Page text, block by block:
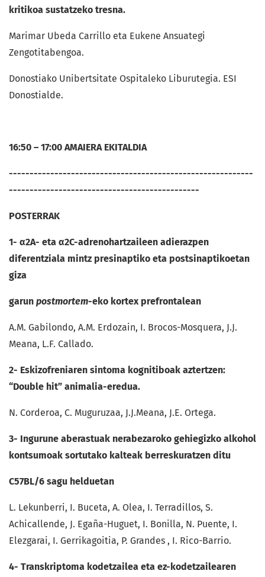
kritikoa sustatzeko tresna.
Marimar Ubeda Carrillo eta Eukene Ansuategi
Zengotitabengoa.
Donostiako Unibertsitate Ospitaleko Liburutegia. ESI
Donostialde.
16:50 – 17:00 AMAIERA EKITALDIA
-----------------------------------------------------------
----------------------------------------------
POSTERRAK
1- α2A- eta α2C-adrenohartzaileen adierazpen
diferentziala mintz presinaptiko eta postsinaptikoetan
giza
garun postmortem-eko kortex prefrontalean
A.M. Gabilondo, A.M. Erdozain, I. Brocos-Mosquera, J.J.
Meana, L.F. Callado.
2- Eskizofreniaren sintoma kognitiboak aztertzen:
“Double hit” animalia-eredua.
N. Corderoa, C. Muguruzaa, J.J.Meana, J.E. Ortega.
3- Ingurune aberastuak nerabezaroko gehiegizko alkohol
kontsumoak sortutako kalteak berreskuratzen ditu
C57BL/6 sagu helduetan
L. Lekunberri, I. Buceta, A. Olea, I. Terradillos, S.
Achicallende, J. Egaña-Huguet, I. Bonilla, N. Puente, I.
Elezgarai, I. Gerrikagoitia, P. Grandes , I. Rico-Barrio.
4- Transkriptoma kodetzailea eta ez-kodetzailearen